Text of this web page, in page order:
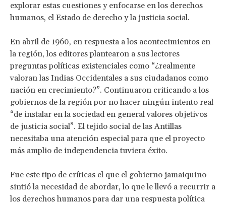
explorar estas cuestiones y enfocarse en los derechos
humanos, el Estado de derecho y la justicia social.
En abril de 1960, en respuesta a los acontecimientos en
la región, los editores plantearon a sus lectores
preguntas políticas existenciales como “¿realmente
valoran las Indias Occidentales a sus ciudadanos como
nación en crecimiento?”. Continuaron criticando a los
gobiernos de la región por no hacer ningún intento real
“de instalar en la sociedad en general valores objetivos
de justicia social”. El tejido social de las Antillas
necesitaba una atención especial para que el proyecto
más amplio de independencia tuviera éxito.
Fue este tipo de críticas el que el gobierno jamaiquino
sintió la necesidad de abordar, lo que le llevó a recurrir a
los derechos humanos para dar una respuesta política